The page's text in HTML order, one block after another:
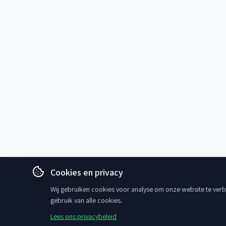
Cookies en privacy
Wij gebruiken cookies voor analyse om onze website te
gebruik van alle cookies.
Lees ons privacybeleid